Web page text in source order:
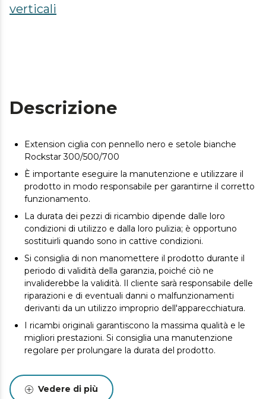
verticali
Descrizione
Extension ciglia con pennello nero e setole bianche
Rockstar 300/500/700
È importante eseguire la manutenzione e utilizzare il
prodotto in modo responsabile per garantirne il corretto
funzionamento.
La durata dei pezzi di ricambio dipende dalle loro
condizioni di utilizzo e dalla loro pulizia; è opportuno
sostituirli quando sono in cattive condizioni.
Si consiglia di non manomettere il prodotto durante il
periodo di validità della garanzia, poiché ciò ne
invaliderebbe la validità. Il cliente sarà responsabile delle
riparazioni e di eventuali danni o malfunzionamenti
derivanti da un utilizzo improprio dell'apparecchiatura.
I ricambi originali garantiscono la massima qualità e le
migliori prestazioni. Si consiglia una manutenzione
regolare per prolungare la durata del prodotto.
Vedere di più